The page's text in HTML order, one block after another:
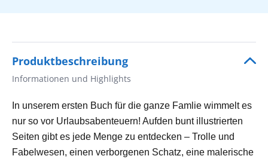
Produktbeschreibung
Informationen und Highlights
In unserem ersten Buch für die ganze Famlie wimmelt es
nur so vor Urlaubsabenteuern! Aufden bunt illustrierten
Seiten gibt es jede Menge zu entdecken – Trolle und
Fabelwesen, einen verborgenen Schatz, eine malerische